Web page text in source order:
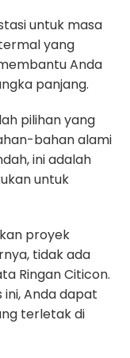
untuk masa
yang
Anda
panjang.
pilihan yang
bahan alami
ini adalah
untuk
proyek
tidak ada
Ringan Citicon.
Anda dapat
terletak di